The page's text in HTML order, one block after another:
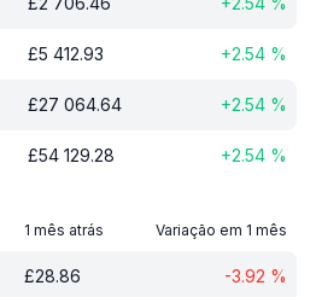
£5 412.93 +2.54 %
£27 064.64 +2.54 %
£54 129.28 +2.54 %
1 mês atrás Variação em 1 mês
£28.86 -3.92 %